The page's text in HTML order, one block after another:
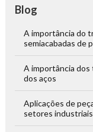
Blog
A importância do
semiacabadas de
A importância
dos aços
Aplicações de
setores industriais